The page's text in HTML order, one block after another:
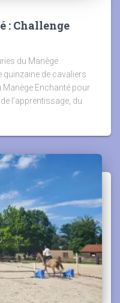
: Challenge
du Manège
quinzaine de cavaliers
Enchanté pour
l’apprentissage, du